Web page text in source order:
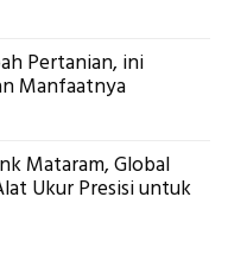
Pertanian, ini
Manfaatnya
Mataram, Global
Ukur Presisi untuk